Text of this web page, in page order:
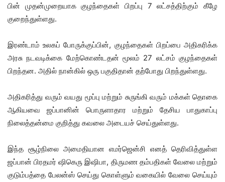
பின் முதன்முறையாக குழந்தைகள் பிறப்பு 7 லட்சத்திற்கும் கீழே
குறைந்துள்ளது.
இரண்டாம் உலகப் போருக்குப்பின், குழந்தைகள் பிறப்பை அதிகரிக்க
அரசு நடவடிக்கை மேற்கொண்டதன் மூலம் 27 லட்சம் குழந்தைகள்
பிறந்தன. அதில் நான்கில் ஒரு பகுதிதான் தற்போது பிறந்துள்ளது.
அதிகரித்து வரும் வயது மூப்பு மற்றும் சுருங்கி வரும் மக்கள் தொகை
ஆகியவை ஜப்பானின் பொருளாதார மற்றும் தேசிய பாதுகாப்பு
நிலைத்தன்மை குறித்து கவலை அடையச் செய்துள்ளது.
இந்த சூழ்நிலை அமைதியான எமர்ஜென்சி எனத் தெரிவித்துள்ள
ஜப்பான் பிரதமர் ஷிகெரு இஷிபா, திருமண தம்பதிகள் வேலை மற்றும்
குடும்பத்தை பேலன்ஸ் செய்து கொள்ளும் வகையில் வேலை செய்யும்